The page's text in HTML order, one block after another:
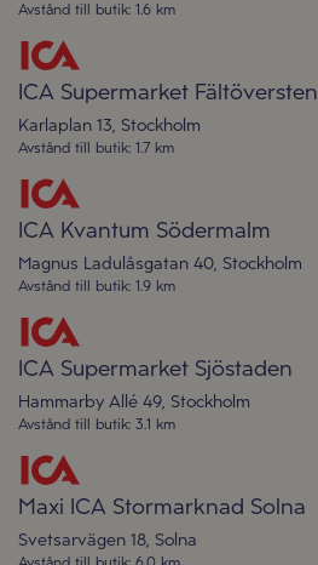
Avstånd till butik: 1.6 km
ICA Supermarket Fältöversten
Karlaplan 13, Stockholm
Avstånd till butik: 1.7 km
ICA Kvantum Södermalm
Magnus Ladulåsgatan 40, Stockholm
Avstånd till butik: 1.9 km
ICA Supermarket Sjöstaden
Hammarby Allé 49, Stockholm
Avstånd till butik: 3.1 km
Maxi ICA Stormarknad Solna
Svetsarvägen 18, Solna